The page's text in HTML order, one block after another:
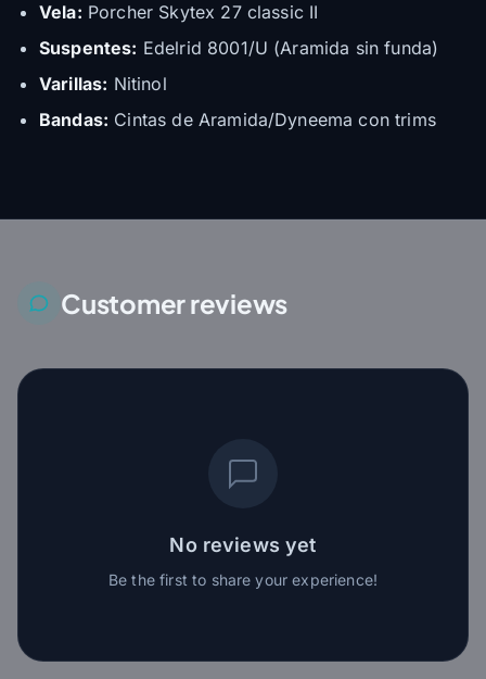
Vela: Porcher Skytex 27 classic II
Suspentes: Edelrid 8001/U (Aramida sin funda)
Varillas: Nitinol
Bandas: Cintas de Aramida/Dyneema con trims
Customer reviews
No reviews yet
Be the first to share your experience!